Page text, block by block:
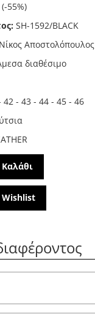
(-55%)
SH-1592/BLACK
Νίκος Αποστολόπουλος
διαθέσιμο
42 - 43 - 44 - 45 - 46